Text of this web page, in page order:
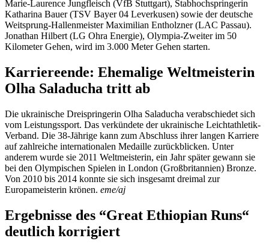
Marie-Laurence Jungfleisch (VfB Stuttgart), Stabhochspringerin
Katharina Bauer (TSV Bayer 04 Leverkusen) sowie der deutsche
Weitsprung-Hallenmeister Maximilian Entholzner (LAC Passau).
Jonathan Hilbert (LG Ohra Energie), Olympia-Zweiter im 50
Kilometer Gehen, wird im 3.000 Meter Gehen starten.
Karriereende: Ehemalige Weltmeisterin
Olha Saladucha tritt ab
Die ukrainische Dreispringerin Olha Saladucha verabschiedet sich
vom Leistungssport. Das verkündete der ukrainische Leichtathletik-
Verband. Die 38-Jährige kann zum Abschluss ihrer langen Karriere
auf zahlreiche internationalen Medaille zurückblicken. Unter
anderem wurde sie 2011 Weltmeisterin, ein Jahr später gewann sie
bei den Olympischen Spielen in London (Großbritannien) Bronze.
Von 2010 bis 2014 konnte sie sich insgesamt dreimal zur
Europameisterin krönen. eme/aj
Ergebnisse des “Great Ethiopian Runs“
deutlich korrigiert